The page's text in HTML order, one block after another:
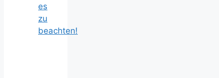
es
zu
beachten!